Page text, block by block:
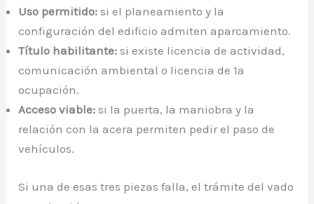
Uso permitido: si el planeamiento y la
configuración del edificio admiten aparcamiento.
Título habilitante: si existe licencia de actividad,
comunicación ambiental o licencia de 1ª
ocupación.
Acceso viable: si la puerta, la maniobra y la
relación con la acera permiten pedir el paso de
vehículos.
Si una de esas tres piezas falla, el trámite del vado